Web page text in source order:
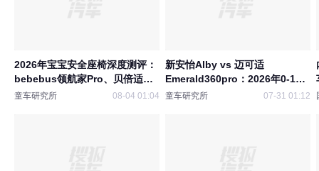
2026年宝宝安全座椅深度测评：
bebebus领航家Pro、贝倍适尊
享款、虎贝尔E360pro哪款更值
童车研究所 08-04 01:04
新安怡Alby vs 迈可适
Emerald360pro：2026年0-12
岁安全座椅深度体验对比
童车研究所 07-31 01:12